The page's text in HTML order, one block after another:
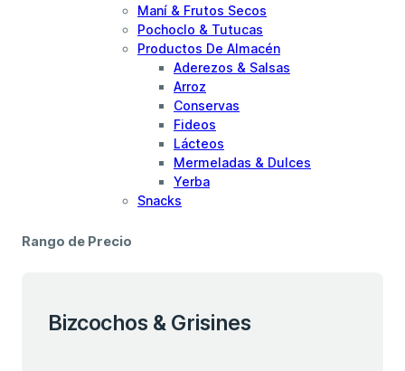
Maní & Frutos Secos
Pochoclo & Tutucas
Productos De Almacén
Aderezos & Salsas
Arroz
Conservas
Fideos
Lácteos
Mermeladas & Dulces
Yerba
Snacks
Rango de Precio
Bizcochos & Grisines